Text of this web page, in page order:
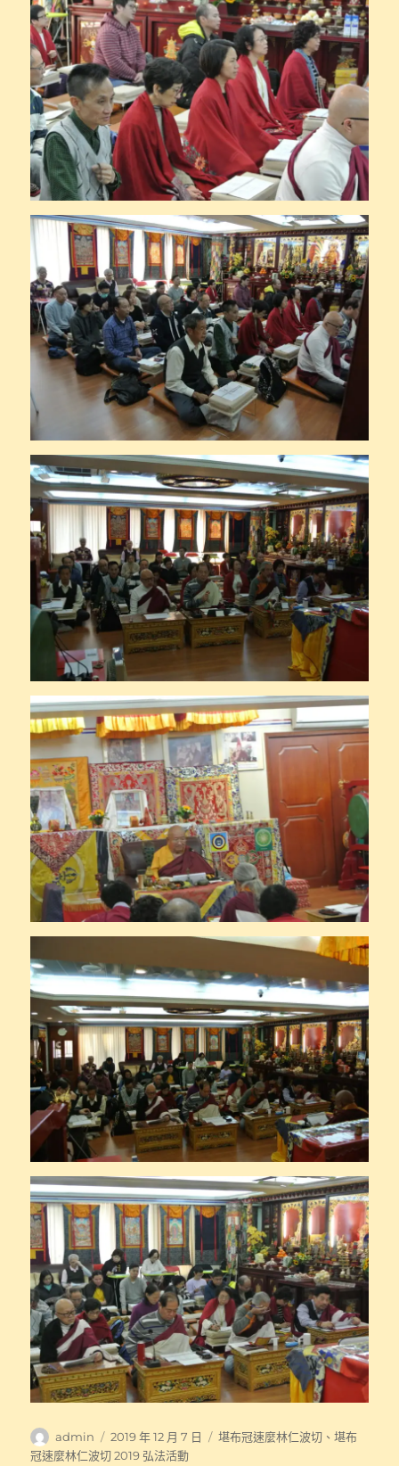
作
者
admin
發
佈
2019 年 12 月 7 日
分
堪布冠速麼林仁波切 、堪布
冠速麼林仁波切 2019 弘法活動